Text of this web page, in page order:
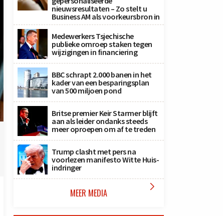
nieuwsresultaten – Zo stelt u
Business AM als voorkeursbron in
Medewerkers Tsjechische
publieke omroep staken tegen
wijzigingen in financiering
BBC schrapt 2.000 banen in het
kader van een besparingsplan
van 500 miljoen pond
Britse premier Keir Starmer blijft
aan als leider ondanks steeds
meer oproepen om af te treden
Trump clasht met pers na
voorlezen manifesto Witte Huis-
indringer
MEER MEDIA 